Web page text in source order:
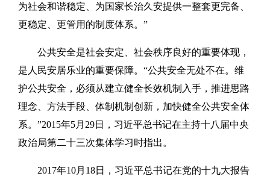
为社会和谐稳定、为国家长治久安提供一整套更完备、
更稳定、更管用的制度体系。”
公共安全是社会安定、社会秩序良好的重要体现，
是人民安居乐业的重要保障。“公共安全无处不在。维
护公共安全，必须从建立健全长效机制入手，推进思路
理念、方法手段、体制机制创新，加快健全公共安全体
系。”2015年5月29日，习近平总书记在主持十八届中央
政治局第二十三次集体学习时指出。
2017年10月18日，习近平总书记在党的十九大报告